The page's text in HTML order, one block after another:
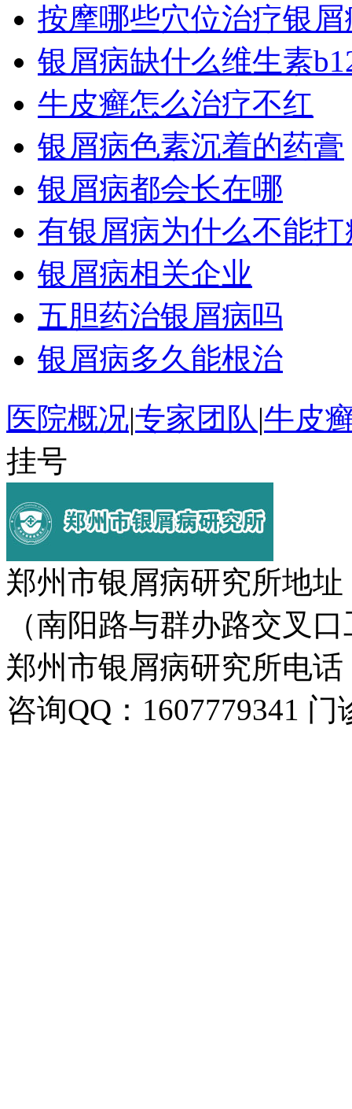
按摩哪些穴位治疗银屑
银屑病缺什么维生素
牛皮癣怎么治疗不红
银屑病色素沉着的药膏
银屑病都会长在哪
有银屑病为什么不能
银屑病相关企业
五胆药治银屑病吗
银屑病多久能根治
医院概况|专家团队|牛皮
挂号
郑州市银屑病研究所地
（南阳路与群办路交叉
郑州市银屑病研究所电话
咨询QQ：1607779341